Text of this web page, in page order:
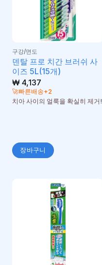
구강/면도
덴탈 프로 치간 브러쉬 사
이즈 5L(15개)
₩4,137
🚀빠른배송+2
치아 사이의 얼룩을 확실히 제거!
장바구니